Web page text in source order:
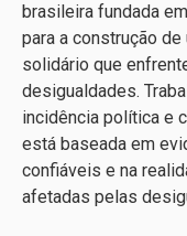
brasileira fundada
para a construção
solidário que
desigualdades.
incidência política e
está baseada em
confiáveis e na
afetadas pelas